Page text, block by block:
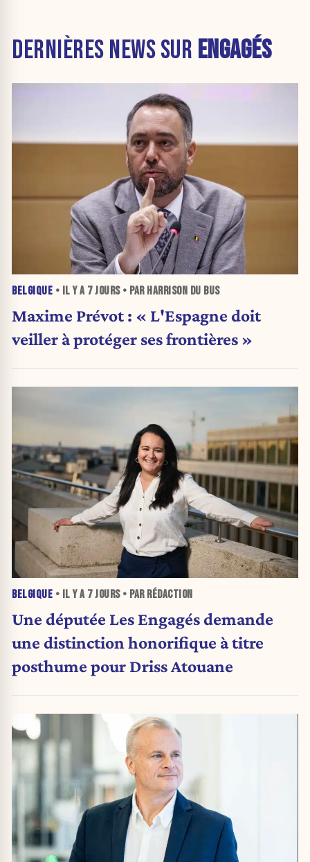
DERNIÈRES NEWS SUR ENGAGÉS
BELGIQUE • IL Y A 7 JOURS• PAR HARRISON DU BUS
Maxime Prévot : « L'Espagne doit
veiller à protéger ses frontières »
BELGIQUE • IL Y A 7 JOURS• PAR RÉDACTION
Une députée Les Engagés demande
une distinction honorifique à titre
posthume pour Driss Atouane